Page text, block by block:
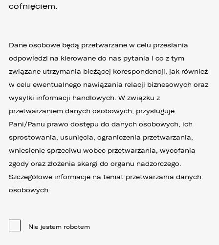
cofnięciem.
Dane osobowe będą przetwarzane w celu przesłania
odpowiedzi na kierowane do nas pytania i co z tym
związane utrzymania bieżącej korespondencji, jak również
w celu ewentualnego nawiązania relacji biznesowych oraz
wysyłki informacji handlowych. W związku z
przetwarzaniem danych osobowych, przysługuje
Pani/Panu prawo dostępu do danych osobowych, ich
sprostowania, usunięcia, ograniczenia przetwarzania,
wniesienie sprzeciwu wobec przetwarzania, wycofania
zgody oraz złożenia skargi do organu nadzorczego.
Szczegółowe informacje na temat przetwarzania danych
osobowych.
Nie jestem robotem